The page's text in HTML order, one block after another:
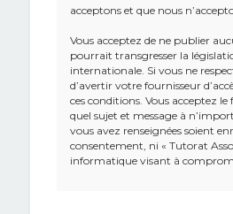
acceptons et que nous
Vous acceptez de ne publier
pourrait transgresser la
internationale. Si vous ne
d’avertir votre fournisseur
ces conditions. Vous acceptez
quel sujet et message à
vous avez renseignées soient
consentement, ni « Tutorat
informatique visant à